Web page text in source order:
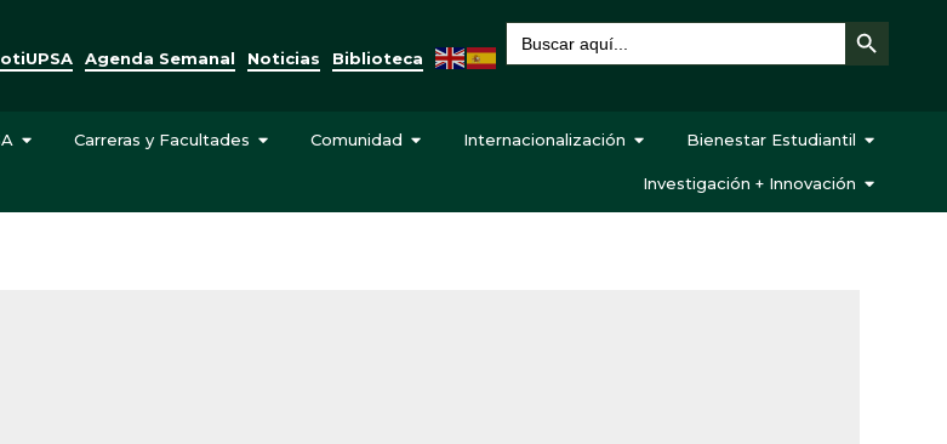
Agenda Semanal Noticias Biblioteca
Buscar: Botón de búsqueda
Carreras y Facultades Comunidad Internacionalización Bienestar Estudiantil
Investigación + Innovación